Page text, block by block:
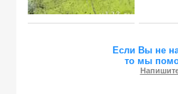
Если Вы не
то мы